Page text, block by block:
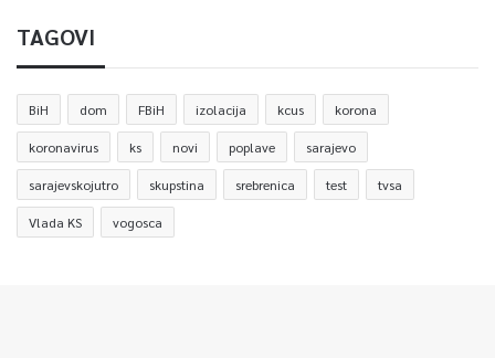
TAGOVI
BiH dom FBiH izolacija kcus korona
koronavirus ks novi poplave sarajevo
sarajevskojutro skupstina srebrenica test tvsa
Vlada KS vogosca